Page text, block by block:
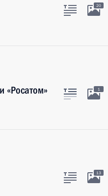
20
«Росатом»
1
13